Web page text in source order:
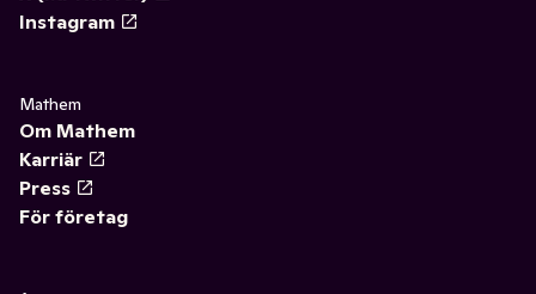
Instagram
Mathem
Om Mathem
Karriär
Press
För företag